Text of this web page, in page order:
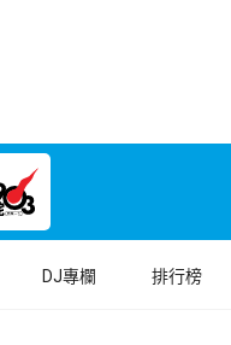
DJ專欄 排行榜